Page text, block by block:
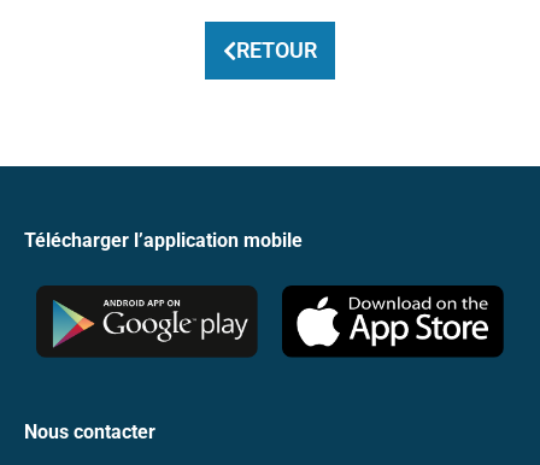
RETOUR
Télécharger l’application mobile
Nous contacter